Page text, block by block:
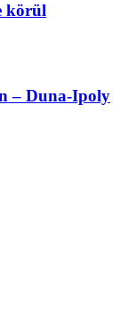
körül
– Duna-Ipoly